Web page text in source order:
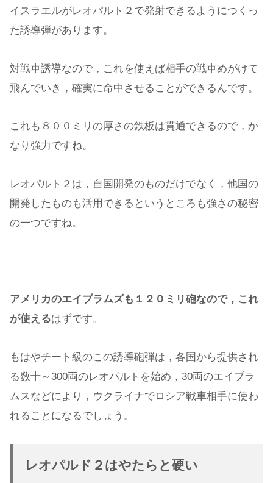
イスラエルがレオパルト２で発射できるようにつくっ
た誘導弾があります。
対戦車誘導なので，これを使えば相手の戦車めがけて
飛んでいき，確実に命中させることができるんです。
これも８００ミリの厚さの鉄板は貫通できるので，か
なり強力ですね。
レオパルト２は，自国開発のものだけでなく，他国の
開発したものも活用できるというところも強さの秘密
の一つですね。
アメリカのエイブラムズも１２０ミリ砲なので，これ
が使えるはずです。
もはやチート級のこの誘導砲弾は，各国から提供され
る数十～300両のレオパルトを始め，30両のエイブラ
ムスなどにより，ウクライナでロシア戦車相手に使わ
れることになるでしょう。
レオパルド２はやたらと硬い